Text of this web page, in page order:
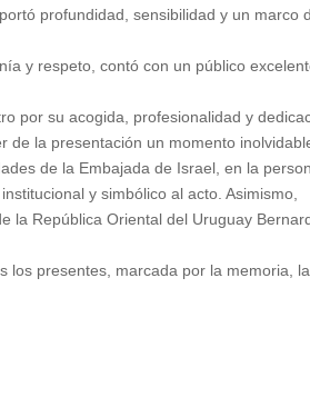
profundidad, sensibilidad y un marco
y respeto, contó con un público
por su acogida, profesionalidad y
la presentación un momento
de la Embajada de Israel, en la
y simbólico al acto. Asimismo,
la República Oriental del Uruguay
los presentes, marcada por la memoria, la